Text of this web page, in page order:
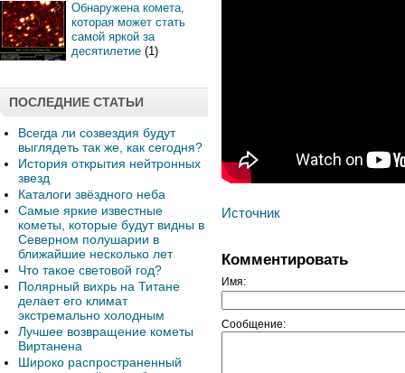
Обнаружена комета,
которая может стать
самой яркой за
десятилетие (1)
ПОСЛЕДНИЕ СТАТЬИ
Всегда ли созвездия будут
выглядеть так же, как сегодня?
История открытия нейтронных
звезд
Каталоги звёздного неба
Самые яркие известные
кометы, которые будут видны в
Северном полушарии в
ближайшие несколько лет
Что такое световой год?
Полярный вихрь на Титане
делает его климат
экстремально холодным
Лучшее возвращение кометы
Виртанена
Широко распространенный
Источник
Комментировать
Имя:
Сообщение: